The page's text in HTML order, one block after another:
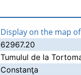
Display on the map
62967.20
Tumulul de la
Constanţa